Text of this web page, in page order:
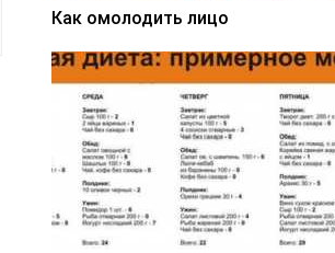
Как омолодить лицо